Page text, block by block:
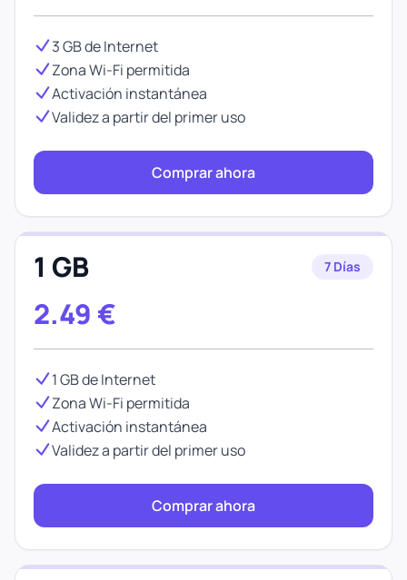
3 GB de Internet
Zona Wi-Fi permitida
Activación instantánea
Validez a partir del primer uso
Comprar ahora
1 GB 7 Días
2.49 €
1 GB de Internet
Zona Wi-Fi permitida
Activación instantánea
Validez a partir del primer uso
Comprar ahora